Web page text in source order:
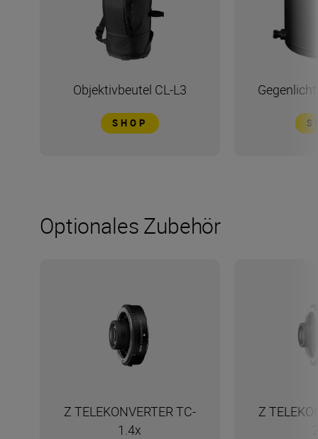
Objektivbeutel CL-L3
SHOP
Optionales Zubehör
Z TELEKONVERTER TC-
1.4x
Z